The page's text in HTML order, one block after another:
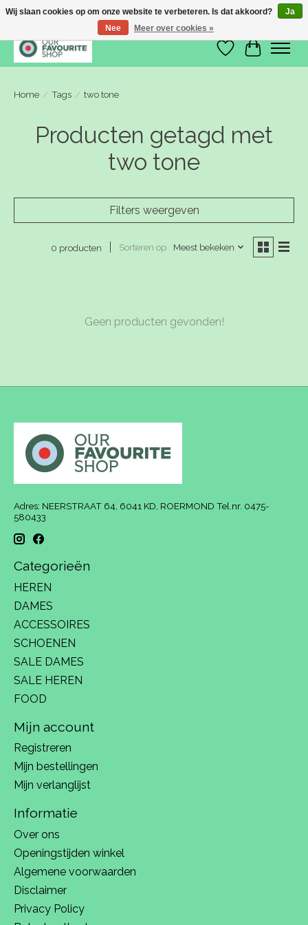
Verlanglijst
Home / Tags / two tone
Producten getagd met
two tone
Filters weergeven
0 producten Sorteren op Meest bekeken
Geen producten gevonden!
Adres: NEERSTRAAT 64, 6041 KD, ROERMOND Tel.nr. 0475-
580433
Categorieën
HEREN
DAMES
ACCESSOIRES
SCHOENEN
SALE DAMES
SALE HEREN
FOOD
Mijn account
Registreren
Mijn bestellingen
Mijn verlanglijst
Informatie
Over ons
Openingstijden winkel
Algemene voorwaarden
Disclaimer
Privacy Policy
Wij slaan cookies op om onze website te verbeteren. Is dat akkoord?
Ja
Nee
Meer over cookies »